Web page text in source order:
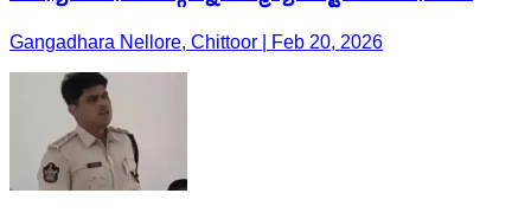
Gangadhara Nellore, Chittoor | Feb 20, 2026